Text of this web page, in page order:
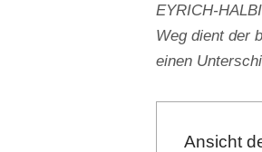
EYRICH-
Weg dient der
einen
Ansicht